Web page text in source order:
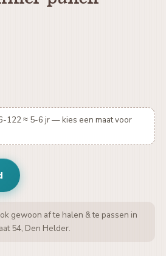
122 ≈ 5-6 jr — kies een maat voor
gewoon af te halen & te passen in
54, Den Helder.